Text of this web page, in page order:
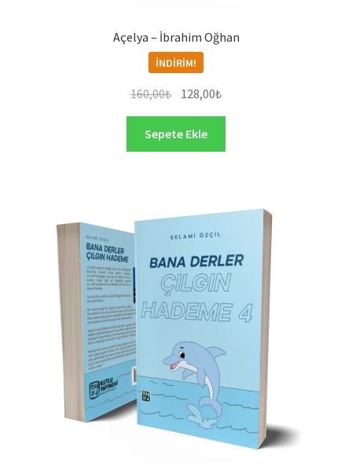
Açelya – İbrahim Oğhan
İNDIRIM!
160,00₺ Orijinal
fiyat:
160,00₺.
128,00₺Şu
andaki
128,00₺.
Sepete Ekle